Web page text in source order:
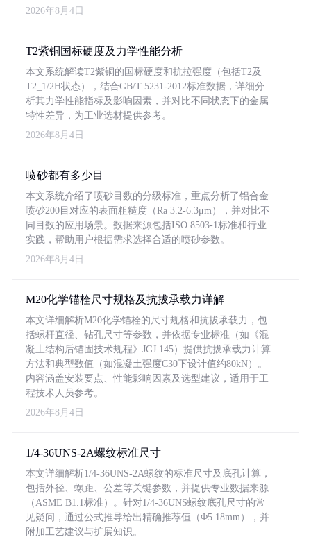
2026年8月4日
T2紫铜国标硬度及力学性能分析
本文系统解读T2紫铜的国标硬度和抗拉强度（包括T2及
T2_1/2H状态），结合GB/T 5231-2012标准数据，详细分
析其力学性能指标及影响因素，并对比不同状态下的金属
特性差异，为工业选材提供参考。
2026年8月4日
喷砂都有多少目
本文系统介绍了喷砂目数的分级标准，重点分析了铝合金
喷砂200目对应的表面粗糙度（Ra 3.2-6.3μm），并对比不
同目数的应用场景。数据来源包括ISO 8503-1标准和行业
实践，帮助用户根据需求选择合适的喷砂参数。
2026年8月4日
M20化学锚栓尺寸规格及抗拔承载力详解
本文详细解析M20化学锚栓的尺寸规格和抗拔承载力，包
括螺杆直径、钻孔尺寸等参数，并依据专业标准（如《混
凝土结构后锚固技术规程》JGJ 145）提供抗拔承载力计算
方法和典型数值（如混凝土强度C30下设计值约80kN）。
内容涵盖安装要点、性能影响因素及选型建议，适用于工
程技术人员参考。
2026年8月4日
1/4-36UNS-2A螺纹标准尺寸
本文详细解析1/4-36UNS-2A螺纹的标准尺寸及底孔计算，
包括外径、螺距、公差等关键参数，并提供专业数据来源
（ASME B1.1标准）。针对1/4-36UNS螺纹底孔尺寸的常
见疑问，通过公式推导给出精确推荐值（Φ5.18mm），并
附加工艺建议与扩展知识。